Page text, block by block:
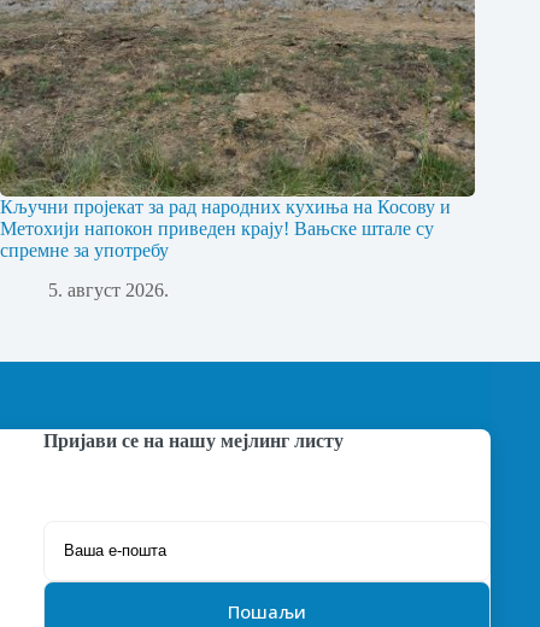
Кључни пројекат за рад народних кухиња на Косову и
Метохији напокон приведен крају! Вањске штале су
спремне за употребу
5. август 2026.
Пријави се на нашу мејлинг листу